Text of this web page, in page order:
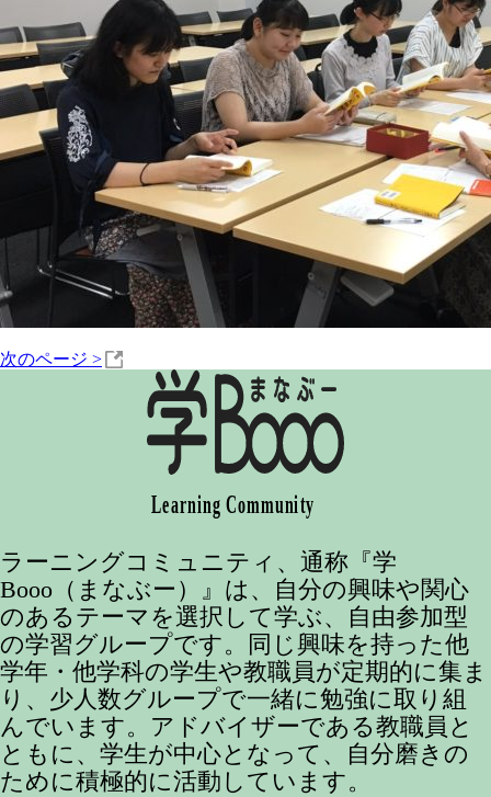
次のページ >
ラーニングコミュニティ、通称『学
Booo（まなぶー）』は、自分の興味や関心
のあるテーマを選択して学ぶ、自由参加型
の学習グループです。同じ興味を持った他
学年・他学科の学生や教職員が定期的に集ま
り、少人数グループで一緒に勉強に取り組
んでいます。アドバイザーである教職員と
ともに、学生が中心となって、自分磨きの
ために積極的に活動しています。